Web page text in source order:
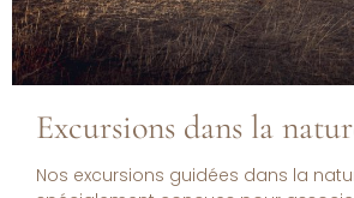
Pique-niques sauvages -
pleine nature